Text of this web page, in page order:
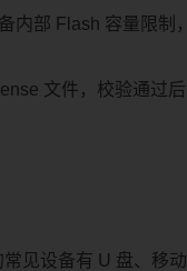
内部 Flash 容量限制，
文件，校验通过后
见设备有 U 盘、移动